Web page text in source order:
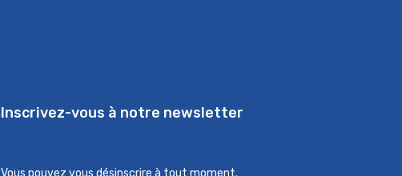
Inscrivez-vous à notre newsletter
Vous pouvez vous désinscrire à tout moment.